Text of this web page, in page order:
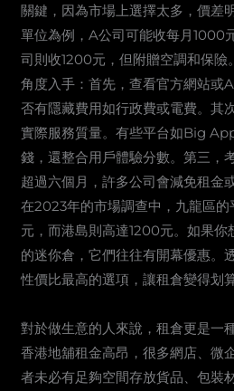
關鍵，因為市場上選擇太多，價差
單位為例，A公司可能收每月1000
司則收1200元，但附贈空調和保險
角度入手：首先，查看官方網站或
否有隱藏費用如行政費或電費。其
實際服務質量。有些平台如Big
錢，還整合用戶體驗分數。第三，
超過六個月，許多公司會減免租金
在2023年的市場調查中，九龍區
元，而港島則高達1200元。如果你
的迷你倉，它們往往有開幕優惠。
性價比最高的選項，讓租倉變得划算
對於做生意的人來說，租倉更是一
香港地舖租金高昂，很多網店、微
者未必有足夠空間存放貨品、包裝